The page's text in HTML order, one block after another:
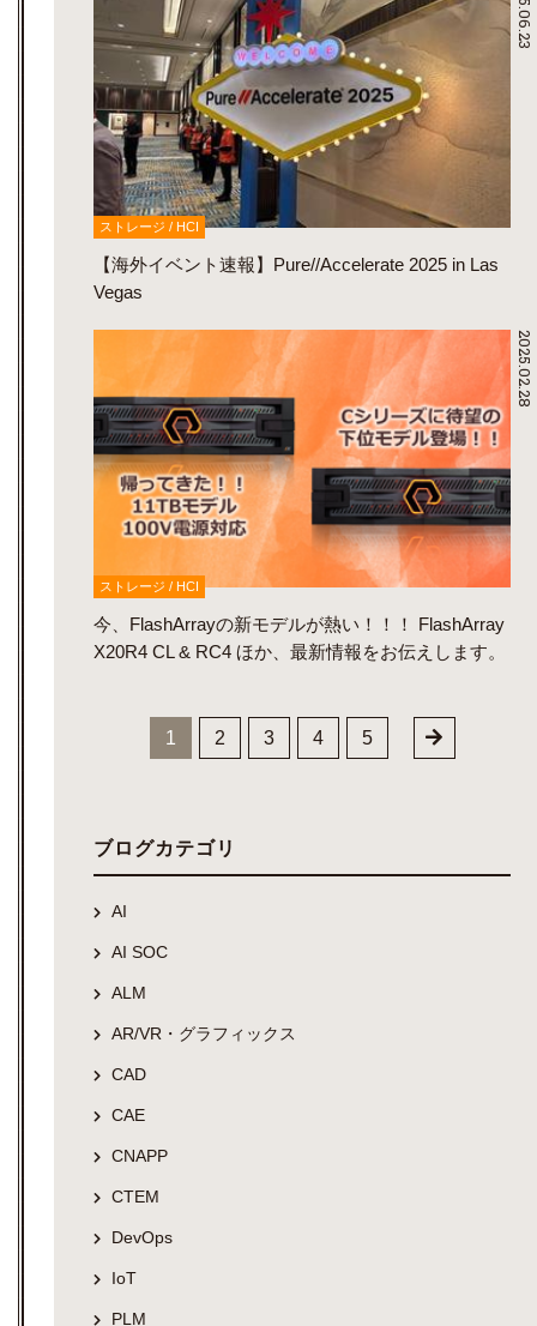
ストレージ / HCI
【海外イベント速報】Pure//Accelerate 2025 in Las
Vegas
2025.02.28
ストレージ / HCI
今、FlashArrayの新モデルが熱い！！！ FlashArray
X20R4 CL & RC4 ほか、最新情報をお伝えします。
1 2 3 4 5
ブログカテゴリ
AI
AI SOC
ALM
AR/VR・グラフィックス
CAD
CAE
CNAPP
CTEM
DevOps
IoT
PLM